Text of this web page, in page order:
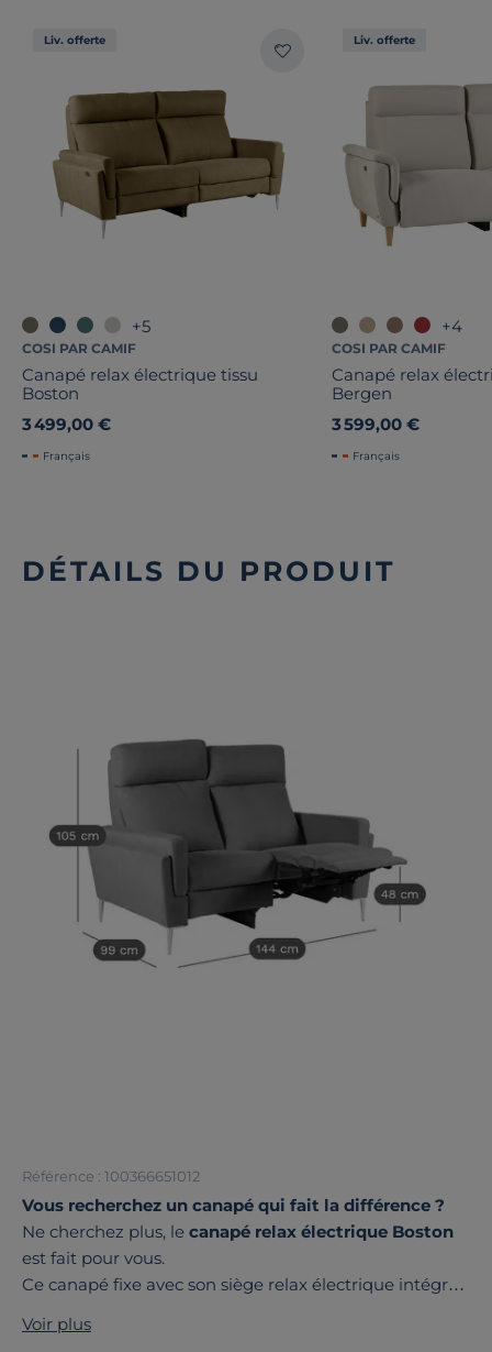
Liv. offerte
+5
COSI PAR CAMIF
Canapé relax électrique tissu
Boston
3 499,00 €
Français
Liv. offerte
+4
COSI PAR CAMIF
Canapé relax
Bergen
3 599,00 €
Français
DÉTAILS DU PRODUIT
Référence : 100366651012
Vous recherchez un canapé qui fait la différence ?
Ne cherchez plus, le canapé relax électrique Boston
est fait pour vous.
Ce canapé fixe avec son siège relax électrique intégré,
Avec une hauteur de 15 cm,
Voir plus